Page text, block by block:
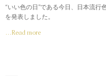
“いい色の日”である今日、日本流行
を発表しました。
…Read more